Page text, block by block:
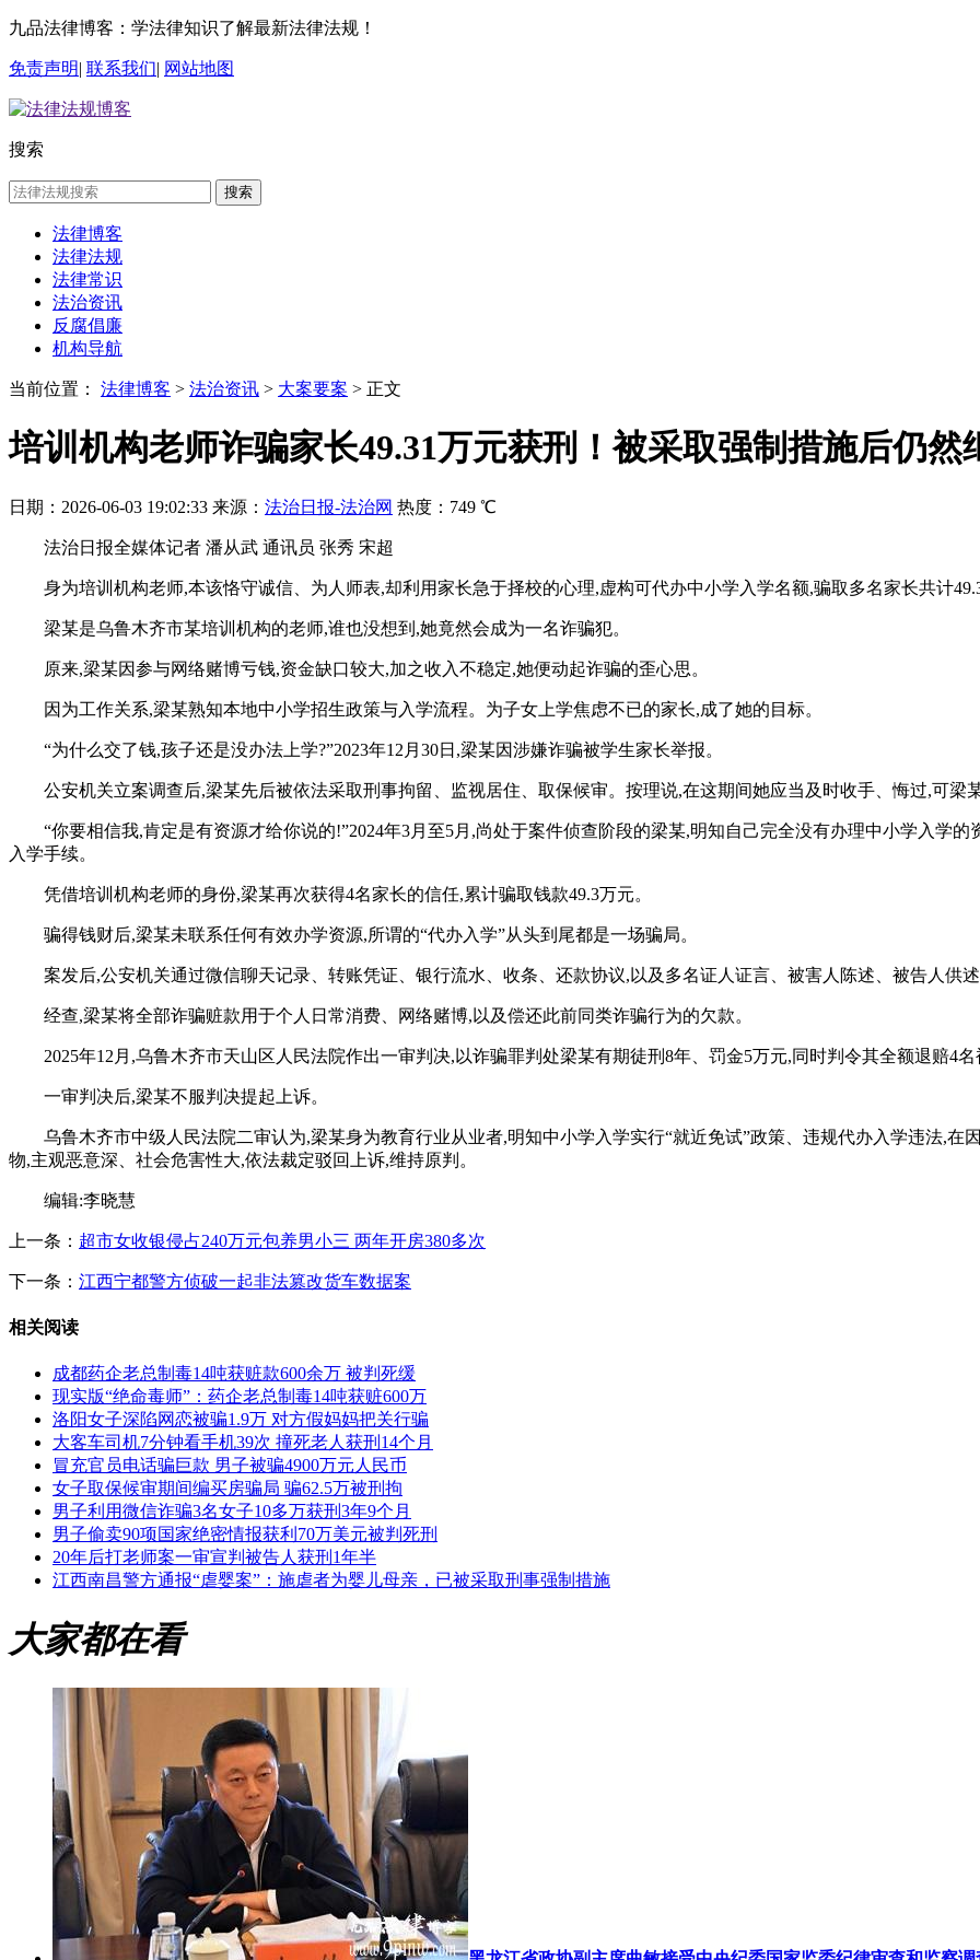
九品法律博客：学法律知识了解最新法律法规！
免责声明| 联系我们| 网站地图
搜索
搜索
法律博客
法律法规
法律常识
法治资讯
反腐倡廉
机构导航
当前位置： 法律博客 > 法治资讯 > 大案要案 > 正文
培训机构老师诈骗家长49.31万元获刑！被采取强制措施后仍然
日期： 2026-06-03 19:02:33 来源： 法治日报-法治网 热度： 749 ℃
法治日报全媒体记者 潘从武 通讯员 张秀 宋超
身为培训机构老师,本该恪守诚信、为人师表,却利用家长急于择校的心理,虚构可代办中小学入学名额,骗取多名家长共计
梁某是乌鲁木齐市某培训机构的老师,谁也没想到,她竟然会成为一名诈骗犯。
原来,梁某因参与网络赌博亏钱,资金缺口较大,加之收入不稳定,她便动起诈骗的歪心思。
因为工作关系,梁某熟知本地中小学招生政策与入学流程。为子女上学焦虑不已的家长,成了她的目标。
“为什么交了钱,孩子还是没办法上学?”2023年12月30日,梁某因涉嫌诈骗被学生家长举报。
公安机关立案调查后,梁某先后被依法采取刑事拘留、监视居住、取保候审。按理说,在这期间她应当及时收手、悔过,可
“你要相信我,肯定是有资源才给你说的!”2024年3月至5月,尚处于案件侦查阶段的梁某,明知自己完全没有办理中小学入学
入学手续。
凭借培训机构老师的身份,梁某再次获得4名家长的信任,累计骗取钱款49.3万元。
骗得钱财后,梁某未联系任何有效办学资源,所谓的“代办入学”从头到尾都是一场骗局。
案发后,公安机关通过微信聊天记录、转账凭证、银行流水、收条、还款协议,以及多名证人证言、被害人陈述、被告人供
经查,梁某将全部诈骗赃款用于个人日常消费、网络赌博,以及偿还此前同类诈骗行为的欠款。
2025年12月,乌鲁木齐市天山区人民法院作出一审判决,以诈骗罪判处梁某有期徒刑8年、罚金5万元,同时判令其全额退赔4
一审判决后,梁某不服判决提起上诉。
乌鲁木齐市中级人民法院二审认为,梁某身为教育行业从业者,明知中小学入学实行“就近免试”政策、违规代办入学违法,
物,主观恶意深、社会危害性大,依法裁定驳回上诉,维持原判。
编辑:李晓慧
上一条： 超市女收银侵占240万元包养男小三 两年开房380多次
下一条： 江西宁都警方侦破一起非法篡改货车数据案
相关阅读
成都药企老总制毒14吨获赃款600余万 被判死缓
现实版“绝命毒师”：药企老总制毒14吨获赃600万
洛阳女子深陷网恋被骗1.9万 对方假妈妈把关行骗
大客车司机7分钟看手机39次 撞死老人获刑14个月
冒充官员电话骗巨款 男子被骗4900万元人民币
女子取保候审期间编买房骗局 骗62.5万被刑拘
男子利用微信诈骗3名女子10多万获刑3年9个月
男子偷卖90项国家绝密情报获利70万美元被判死刑
20年后打老师案一审宣判被告人获刑1年半
江西南昌警方通报“虐婴案”：施虐者为婴儿母亲，已被采取刑事强制措施
大家都在看